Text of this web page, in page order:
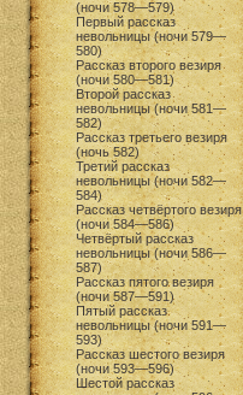
(ночи 578—579)
Первый рассказ
невольницы (ночи 579—
580)
Рассказ второго везиря
(ночи 580—581)
Второй рассказ
невольницы (ночи 581—
582)
Рассказ третьего везиря
(ночь 582)
Третий рассказ
невольницы (ночи 582—
584)
Рассказ четвёртого везиря
(ночи 584—586)
Четвёртый рассказ
невольницы (ночи 586—
587)
Рассказ пятого везиря
(ночи 587—591)
Пятый рассказ
невольницы (ночи 591—
593)
Рассказ шестого везиря
(ночи 593—596)
Шестой рассказ